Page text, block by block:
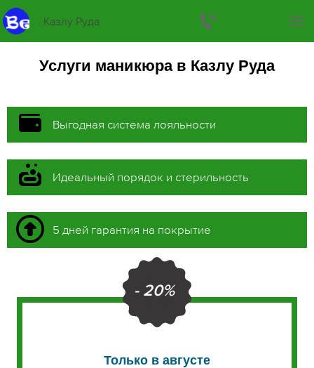
Казлу Руда
Услуги маникюра в Казлу Руда
Выгодная система лояльности
Идеальный порядок и стерильность
5 дней гарантия на покрытие
- 20%
Только в августе